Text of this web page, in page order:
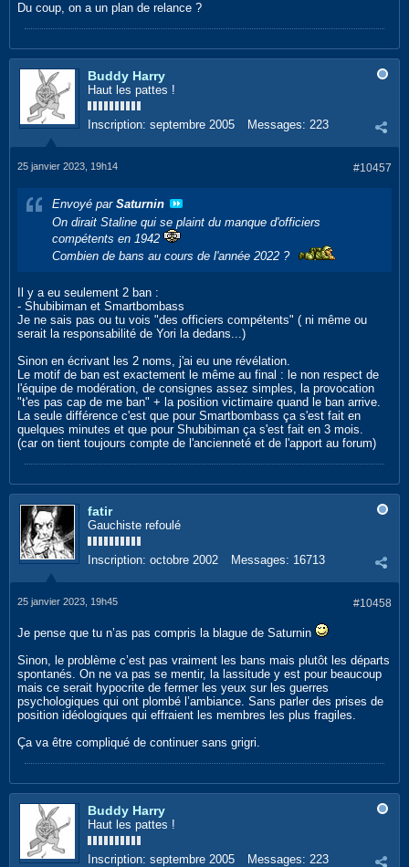
Du coup, on a un plan de relance ?
Buddy Harry
Haut les pattes !
Inscription: septembre 2005 Messages: 223
#10457
25 janvier 2023, 19h14
Envoyé par Saturnin
On dirait Staline qui se plaint du manque d'officiers
compétents en 1942
Combien de bans au cours de l'année 2022 ?
Il y a eu seulement 2 ban :
- Shubibiman et Smartbombass
Je ne sais pas ou tu vois "des officiers compétents" ( ni même ou
serait la responsabilité de Yori la dedans...)
Sinon en écrivant les 2 noms, j'ai eu une révélation.
Le motif de ban est exactement le même au final : le non respect de
l'équipe de modération, de consignes assez simples, la provocation
"t'es pas cap de me ban" + la position victimaire quand le ban arrive.
La seule différence c'est que pour Smartbombass ça s'est fait en
quelques minutes et que pour Shubibiman ça s'est fait en 3 mois.
(car on tient toujours compte de l'ancienneté et de l'apport au forum)
fatir
Gauchiste refoulé
Inscription: octobre 2002 Messages: 16713
#10458
25 janvier 2023, 19h45
Je pense que tu n’as pas compris la blague de Saturnin
Sinon, le problème c’est pas vraiment les bans mais plutôt les départs
spontanés. On ne va pas se mentir, la lassitude y est pour beaucoup
mais ce serait hypocrite de fermer les yeux sur les guerres
psychologiques qui ont plombé l’ambiance. Sans parler des prises de
position idéologiques qui effraient les membres les plus fragiles.
Ça va être compliqué de continuer sans grigri.
Buddy Harry
Haut les pattes !
Inscription: septembre 2005 Messages: 223